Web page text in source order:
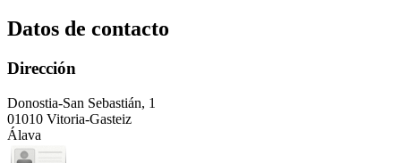
Datos de contacto
Dirección
Donostia-San Sebastián, 1
01010 Vitoria-Gasteiz
Álava